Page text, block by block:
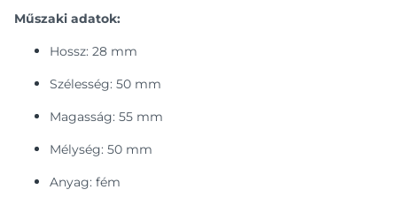
Műszaki adatok:
Hossz: 28 mm
Szélesség: 50 mm
Magasság: 55 mm
Mélység: 50 mm
Anyag: fém